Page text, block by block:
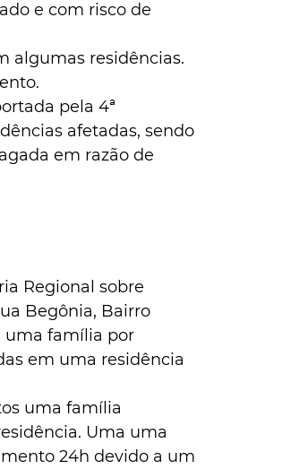
e com risco de
algumas residências.
pela 4ª
afetadas, sendo
em razão de
Regional sobre
Begônia, Bairro
uma família por
em uma residência
uma família
Uma uma
24h devido a um